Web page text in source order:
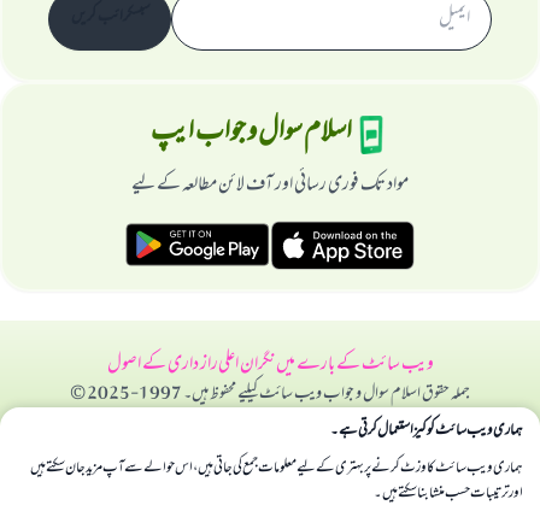
اسلام سوال و جواب ایپ
مواد تک فوری رسائی اور آف لائن مطالعہ کے لیے
ویب سائٹ کے بارے میںنگران اعلیراز داری کے اصول
جملہ حقوق اسلام سوال و جواب ویب سائٹ کیلیے محفوظ ہیں۔ 1997-2025 ©
ہماری ویب سائٹ کوکیز استعمال کرتی ہے۔
ہماری ویب سائٹ کا وزٹ کرنے پر بہتری کے لیے معلومات جمع کی جاتی ہیں، اس حوالے سے آپ مزید جان سکتے ہیں
اور ترتیبات حسب منشا بنا سکتے ہیں۔